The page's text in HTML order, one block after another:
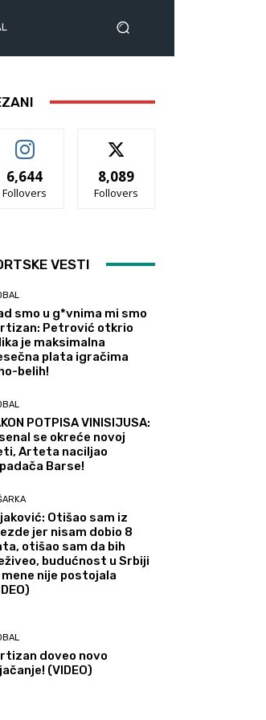
6,644
Follovers
8,089
Follovers
VESTI
smo u g*vnima mi smo
Petrović otkrio
je maksimalna
plata igračima
belih!
POTPISA VINISIJUSA:
se okreće novoj
Arteta naciljao
Barse!
Otišao sam iz
jer nisam dobio 8
otišao sam da bih
budućnost u Srbiji
mene nije postojala
doveo novo
(VIDEO)